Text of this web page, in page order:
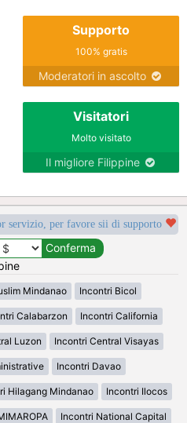
Supporto
100% gratis
Moderatori in ascolto
Visitatori
Molto visitato
Il migliore Filippine
servizio, per favore sii di supporto
Mindanao Incontri Bicol
Calabarzon Incontri California
Luzon Incontri Central Visayas
Incontri Davao
Hilagang Mindanao Incontri Ilocos
Incontri National Capital